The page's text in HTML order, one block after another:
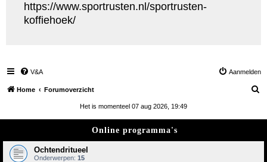
https://www.sportrusten.nl/sportrusten-
koffiehoek/
V&A Aanmelden
Home Forumoverzicht
Het is momenteel 07 aug 2026, 19:49
Online programma's
Ochtendritueel
Onderwerpen: 15